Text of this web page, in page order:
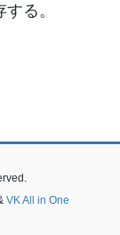
る。
VK All in One